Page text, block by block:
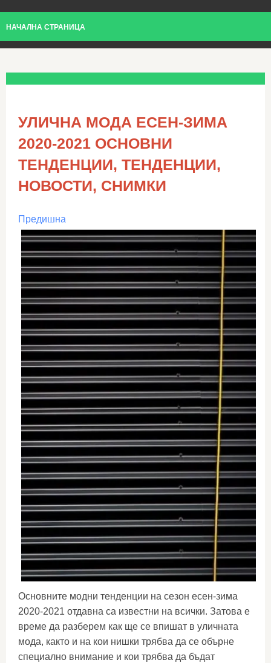
НАЧАЛНА СТРАНИЦА
УЛИЧНА МОДА ЕСЕН-ЗИМА
2020-2021 ОСНОВНИ
ТЕНДЕНЦИИ, ТЕНДЕНЦИИ,
НОВОСТИ, СНИМКИ
Предишна
Основните модни тенденции на сезон есен-зима
2020-2021 отдавна са известни на всички. Затова е
време да разберем как ще се впишат в уличната
мода, както и на кои нишки трябва да се обърне
специално внимание и кои трябва да бъдат